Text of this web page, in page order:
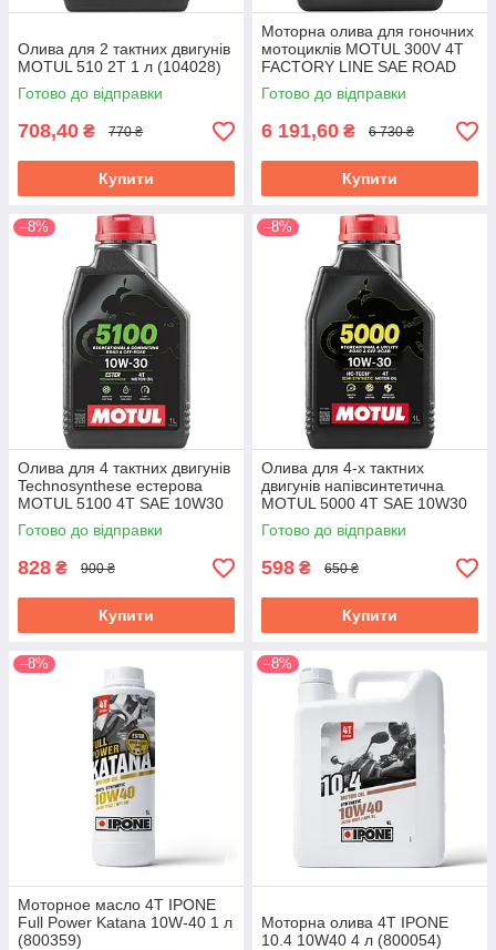
Олива для 2 тактних двигунів
MOTUL 510 2T 1 л (104028)
Готово до відправки
708,40 ₴ 770 ₴
Купити
Моторна олива для гоночних
мотоциклів MOTUL 300V 4T
FACTORY LINE SAE ROAD
RACING 10W40 4 L (104121)
Готово до відправки
6 191,60 ₴ 6 730 ₴
Купити
–8%
Олива для 4 тактних двигунів
Technosynthese естерова
MOTUL 5100 4T SAE 10W30
1 л. 104062
Готово до відправки
828 ₴ 900 ₴
Купити
–8%
Олива для 4-х тактних
двигунів напівсинтетична
MOTUL 5000 4T SAE 10W30
1 л (106183/837811)
Готово до відправки
598 ₴ 650 ₴
Купити
–8%
Моторное масло 4T IPONE
Full Power Katana 10W-40 1 л
(800359)
–8%
Моторна олива 4T IPONE
10.4 10W40 4 л (800054)